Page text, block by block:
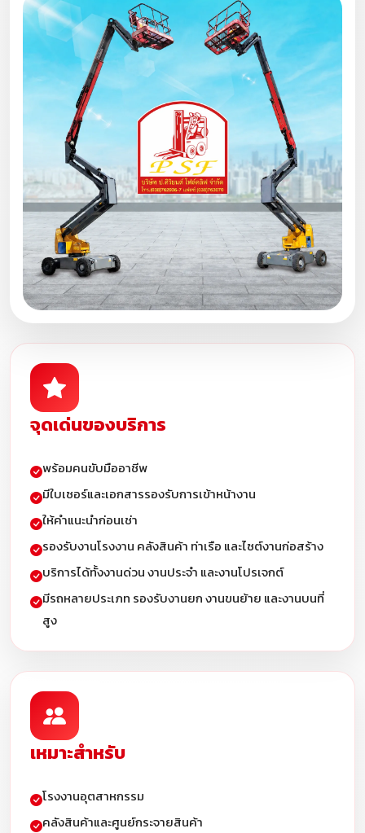
จุดเด่นของบริการ
พร้อมคนขับมืออาชีพ
มีใบเซอร์และเอกสารรองรับการเข้าหน้างาน
ให้คำแนะนำก่อนเช่า
รองรับงานโรงงาน คลังสินค้า ท่าเรือ และไซต์งานก่อสร้าง
บริการได้ทั้งงานด่วน งานประจำ และงานโปรเจกต์
มีรถหลายประเภท รองรับงานยก งานขนย้าย และงานบนที่
สูง
เหมาะสำหรับ
โรงงานอุตสาหกรรม
คลังสินค้าและศูนย์กระจายสินค้า